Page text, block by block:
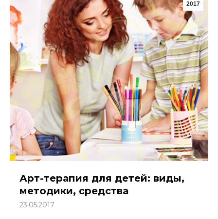
2017
Арт-терапия для детей: виды,
методики, средства
23.05.2017